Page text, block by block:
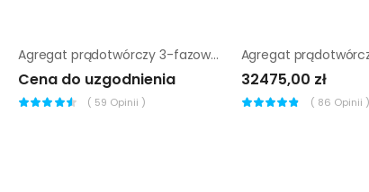
Agregat prądotwórczy 3-fazowy chicago pneumatic cppg 7p 3f+el
Cena do uzgodnienia
( 59 Opinii )
32475,00 zł
( 86 Opinii )